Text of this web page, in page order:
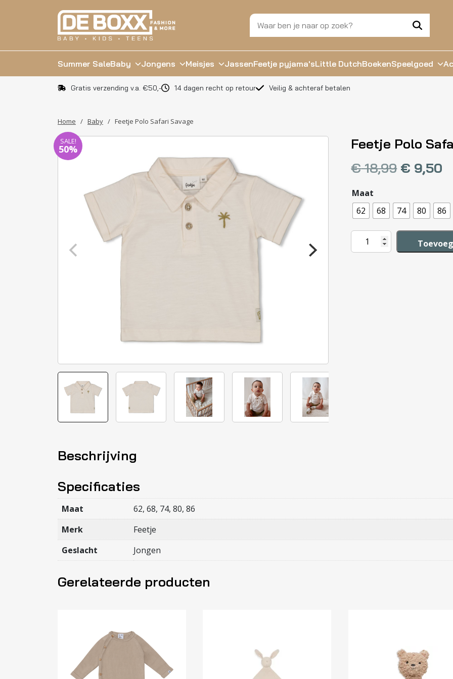
Summer SaleBaby Jongens Meisjes JassenFeetje pyjama'sLittle DutchBoekenSpeelgoed
Gratis verzending v.a. €50,- 14 dagen recht op retour Veilig & achteraf betalen
Home / Baby / Feetje Polo Safari Savage
SALE!
50%
Feetje Polo
€18,99 € 9,50
Maat
62
68 74 80 86
Feetje
Polo
Beschrijving
Specificaties
Maat
62, 68, 74, 80, 86
Merk
Feetje
Geslacht
Jongen
Gerelateerde producten